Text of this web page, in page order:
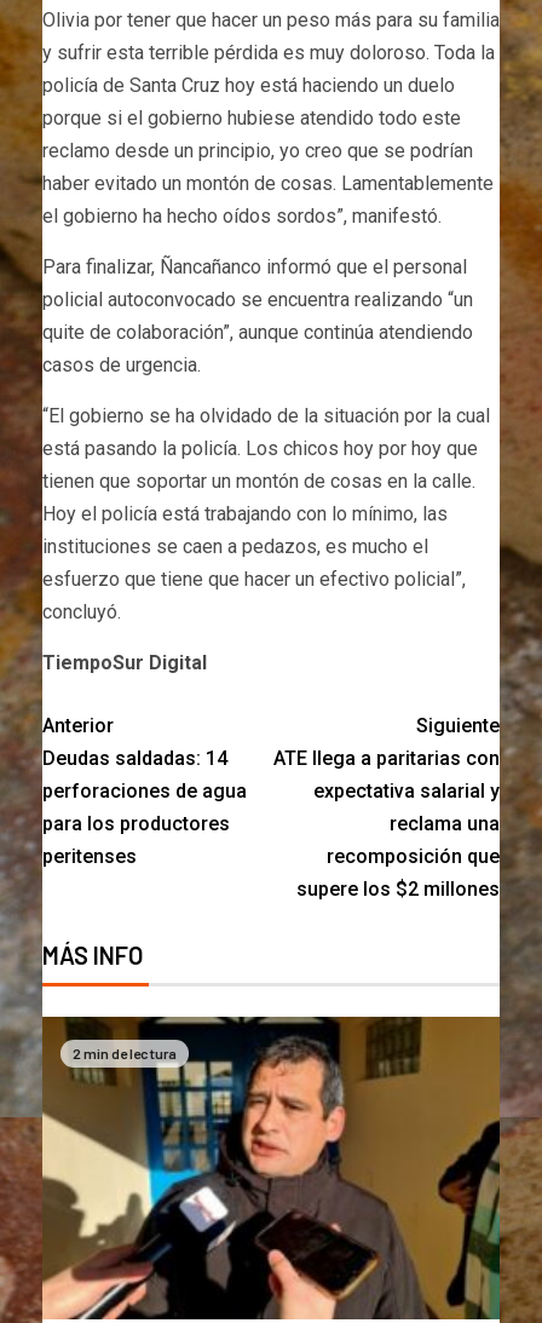
Olivia por tener que hacer un peso más para su familia
y sufrir esta terrible pérdida es muy doloroso. Toda la
policía de Santa Cruz hoy está haciendo un duelo
porque si el gobierno hubiese atendido todo este
reclamo desde un principio, yo creo que se podrían
haber evitado un montón de cosas. Lamentablemente
el gobierno ha hecho oídos sordos”, manifestó.
Para finalizar, Ñancañanco informó que el personal
policial autoconvocado se encuentra realizando “un
quite de colaboración”, aunque continúa atendiendo
casos de urgencia.
“El gobierno se ha olvidado de la situación por la cual
está pasando la policía. Los chicos hoy por hoy que
tienen que soportar un montón de cosas en la calle.
Hoy el policía está trabajando con lo mínimo, las
instituciones se caen a pedazos, es mucho el
esfuerzo que tiene que hacer un efectivo policial”,
concluyó.
TiempoSur Digital
Anterior
Deudas saldadas: 14
perforaciones de agua
para los productores
peritenses
Siguiente
ATE llega a paritarias con
expectativa salarial y
reclama una
recomposición que
supere los $2 millones
MÁS INFO
2 min de lectura